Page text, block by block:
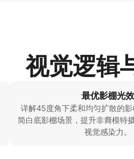
视觉逻辑
最优影棚光效
详解45度角下柔和均匀扩散的
简白底影棚场景，提升非裔模特
视觉感染力。